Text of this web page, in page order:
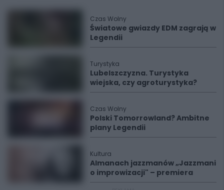
Czas Wolny
Światowe gwiazdy EDM zagrają w
Legendii
Turystyka
Lubelszczyzna. Turystyka
wiejska, czy agroturystyka?
Czas Wolny
Polski Tomorrowland? Ambitne
plany Legendii
Kultura
Almanach jazzmanów „Jazzmani
o improwizacji" – premiera